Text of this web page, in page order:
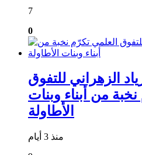
7
0
الزهراني للتفوق
من أبناء وبنات
الأطاولة
منذ 3 أيام